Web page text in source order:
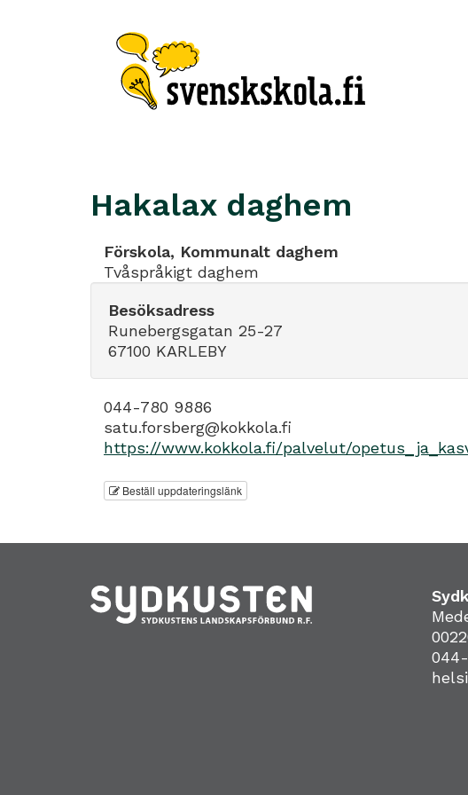
Hakalax daghem
Förskola, Kommunalt daghem
Tvåspråkigt daghem
Besöksadress
Runebergsgatan 25-27
67100 KARLEBY
044-780 9886
satu.forsberg@kokkola.fi
https://www.kokkola.fi/palvelut/
Beställ uppdateringslänk